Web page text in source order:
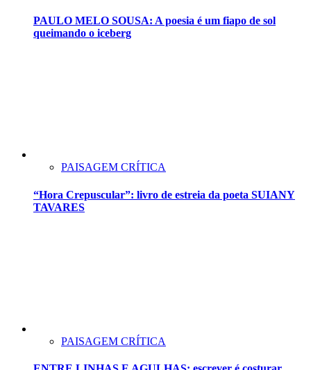
PAULO MELO SOUSA: A poesia é um fiapo de sol
queimando o iceberg
PAISAGEM CRÍTICA
“Hora Crepuscular”: livro de estreia da poeta SUIANY
TAVARES
PAISAGEM CRÍTICA